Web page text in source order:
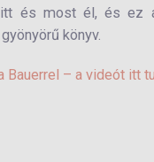
itt és most él, és ez
könyv.
– a videót itt